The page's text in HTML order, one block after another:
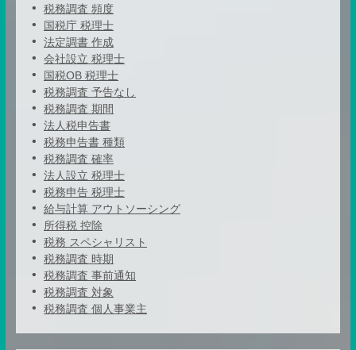
税務調査 頻度
国税庁 税理士
法定調書 作成
会社設立 税理士
国税OB 税理士
税務調査 予告なし
税務調査 期間
法人税申告書
税務申告書 種類
税務調査 確率
法人設立 税理士
税務申告 税理士
給与計算 アウトソーシング
所得税 控除
税務 スペシャリスト
税務調査 時期
税務調査 事前通知
税務調査 対象
税務調査 個人事業主